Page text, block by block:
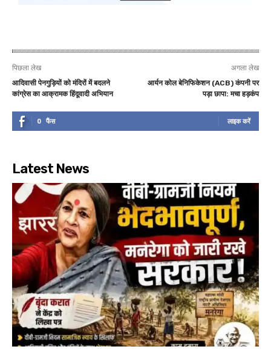
पिछला लेख
आदिवासी पेनगुड़ियों को मंदिरों में बदलने
कांग्रेस का आक्रामक हिंदूवादी अभियान
अगला लेख
आर्यन कोल बेनिफिकेशन (ACB) कंपनी पर
पड़ा छापा: मचा हड़कंप
0 फैंस लाइक करें
Latest News